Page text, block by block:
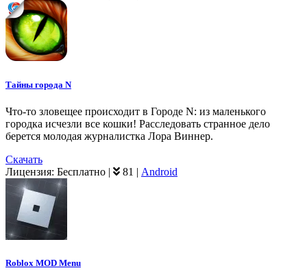
Тайны города N
Что-то зловещее происходит в Городе N: из маленького
городка исчезли все кошки! Расследовать странное дело
берется молодая журналистка Лора Виннер.
Скачать
Лицензия: Бесплатно | 81 | Android
Roblox MOD Menu